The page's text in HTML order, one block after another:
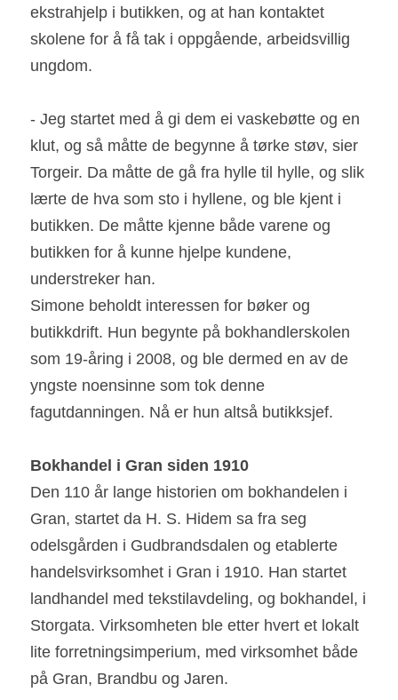
ekstrahjelp i butikken, og at han kontaktet
skolene for å få tak i oppgående, arbeidsvillig
ungdom.
- Jeg startet med å gi dem ei vaskebøtte og en
klut, og så måtte de begynne å tørke støv, sier
Torgeir. Da måtte de gå fra hylle til hylle, og slik
lærte de hva som sto i hyllene, og ble kjent i
butikken. De måtte kjenne både varene og
butikken for å kunne hjelpe kundene,
understreker han.
Simone beholdt interessen for bøker og
butikkdrift. Hun begynte på bokhandlerskolen
som 19-åring i 2008, og ble dermed en av de
yngste noensinne som tok denne
fagutdanningen. Nå er hun altså butikksjef.
Bokhandel i Gran siden 1910
Den 110 år lange historien om bokhandelen i
Gran, startet da H. S. Hidem sa fra seg
odelsgården i Gudbrandsdalen og etablerte
handelsvirksomhet i Gran i 1910. Han startet
landhandel med tekstilavdeling, og bokhandel, i
Storgata. Virksomheten ble etter hvert et lokalt
lite forretningsimperium, med virksomhet både
på Gran, Brandbu og Jaren.